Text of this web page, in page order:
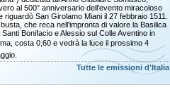
al 500° anniversario dell'evento miracoloso
riguardò San Girolamo Miani il 27 febbraio 1511.
che reca nell'impronta di valore la Basilica
Santi Bonifacio e Alessio sul Colle Aventino in
costa 0,60 e vedrà la luce il prossimo 4
Tutte le emissioni d'Italia